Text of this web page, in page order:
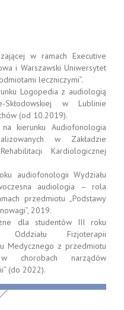
w ramach Executive
i Warszawski Uniwersytet
leczniczymi”.
Logopedia z audiologią
Skłodowskiej w Lublinie
(od 10.2019).
kierunku Audiofonologia
w Zakładzie
Kardiologicznej
audiofonologii Wydziału
audiologia – rola
przedmiotu „Podstawy
2019.
dla studentów III roku
Oddziału Fizjoterapii
Medycznego z przedmiotu
chorobach narządów
(do 2022).